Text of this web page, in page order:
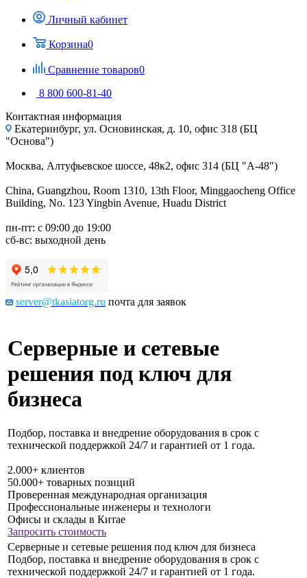
Личный кабинет
Корзина0
Сравнение товаров0
8 800 600-81-40
Контактная информация
Екатеринбург, ул. Основинская, д. 10, офис 318 (БЦ
"Основа")
Москва, Алтуфьевское шоссе, 48к2, офис 314 (БЦ "А-48")
China, Guangzhou, Room 1310, 13th Floor, Minggaocheng Office
Building, No. 123 Yingbin Avenue, Huadu District
пн-пт: с 09:00 до 19:00
сб-вс: выходной день
server@tkasiatorg.ru почта для заявок
Серверные и сетевые
решения под ключ для
бизнеса
Подбор, поставка и внедрение оборудования в срок с
технической поддержкой 24/7 и гарантией от 1 года.
2.000+ клиентов
50.000+ товарных позиций
Проверенная международная организация
Профессиональные инженеры и технологи
Офисы и склады в Китае
Запросить стоимость
Серверные и сетевые решения под ключ для бизнеса
Подбор, поставка и внедрение оборудования в срок с
технической поддержкой 24/7 и гарантией от 1 года.